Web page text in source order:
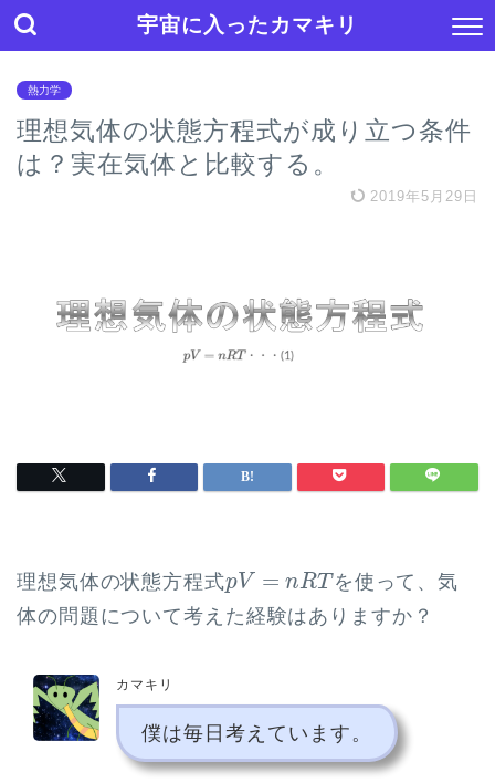
宇宙に入ったカマキリ
熱力学
理想気体の状態方程式が成り立つ条件
は？実在気体と比較する。
2019年5月29日
理想気体の状態方程式pV = nRT
pV= R T
を使って、気
体の問題について考えた経験はありますか？
カマキリ
僕は毎日考えています。